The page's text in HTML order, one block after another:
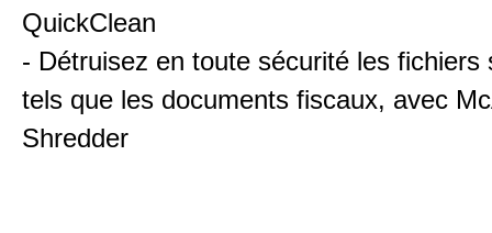
QuickClean
- Détruisez en toute sécurité les fichiers
tels que les documents fiscaux, avec
Shredder